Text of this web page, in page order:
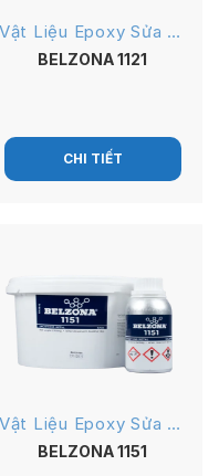
Vật Liệu Epoxy Sửa Chữa
BELZONA 1121
CHI TIẾT
Vật Liệu Epoxy Sửa Chữa
BELZONA 1151